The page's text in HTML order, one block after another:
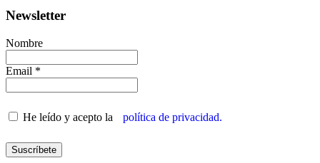
Newsletter
Nombre
Email *
He leído y acepto la política de privacidad.